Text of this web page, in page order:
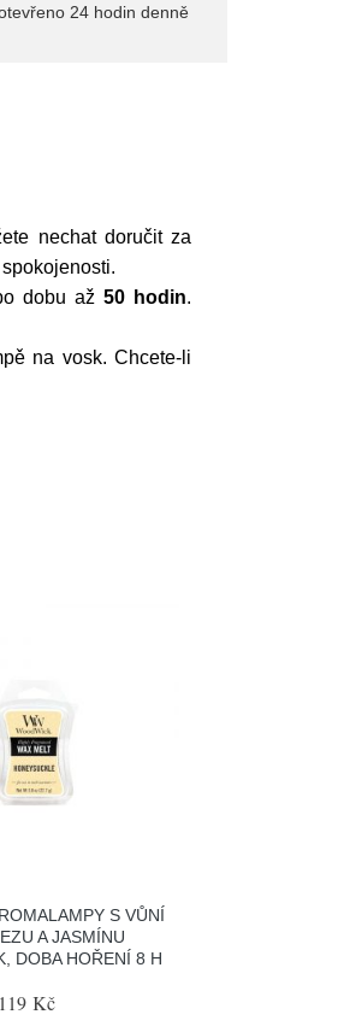
24 hodin denně
nechat doručit za
dobu až 50 hodin.
na vosk. Chcete-li
S VŮNÍ
A JASMÍNU
DOBA HOŘENÍ 8 H
119 Kč